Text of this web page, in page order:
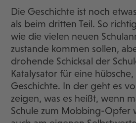
Die Geschichte ist noch
als beim dritten Teil. So
wie die vielen neuen
zustande kommen sollen,
drohende Schicksal der
Katalysator für eine hübsche,
Geschichte. In der geht es
zeigen, was es heißt, wenn
Schule zum Mobbing-Opfer